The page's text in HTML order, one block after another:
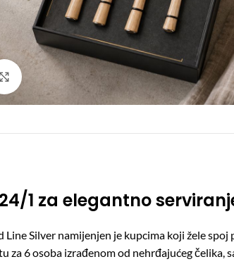
Click to enlarge
1 za elegantno
Line Silver namijenjen je kupcima koji žele
za 6 osoba izrađenom od nehrđajućeg